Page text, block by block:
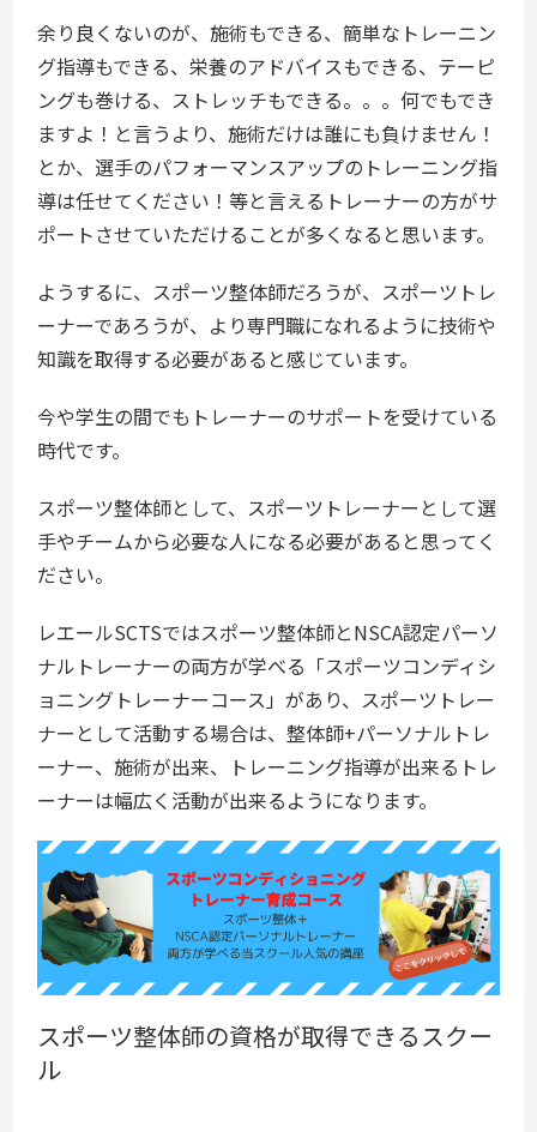
余り良くないのが、施術もできる、簡単なトレーニン
グ指導もできる、栄養のアドバイスもできる、テーピ
ングも巻ける、ストレッチもできる。。。何でもでき
ますよ！と言うより、施術だけは誰にも負けません！
とか、選手のパフォーマンスアップのトレーニング指
導は任せてください！等と言えるトレーナーの方がサ
ポートさせていただけることが多くなると思います。
ようするに、スポーツ整体師だろうが、スポーツトレ
ーナーであろうが、より専門職になれるように技術や
知識を取得する必要があると感じています。
今や学生の間でもトレーナーのサポートを受けている
時代です。
スポーツ整体師として、スポーツトレーナーとして選
手やチームから必要な人になる必要があると思ってく
ださい。
レエールSCTSではスポーツ整体師とNSCA認定パーソ
ナルトレーナーの両方が学べる「スポーツコンディシ
ョニングトレーナーコース」があり、スポーツトレー
ナーとして活動する場合は、整体師+パーソナルトレ
ーナー、施術が出来、トレーニング指導が出来るトレ
ーナーは幅広く活動が出来るようになります。
スポーツ整体師の資格が取得できるスクー
ル